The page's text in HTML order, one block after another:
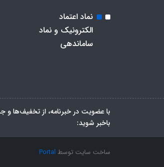
نماد اعتماد
الکترونیک و نماد
ساماندهی
با عضویت در خبرنامه، از تخفیف‌ها و
باخبر شوید:
ساخت سایت توسط Portal